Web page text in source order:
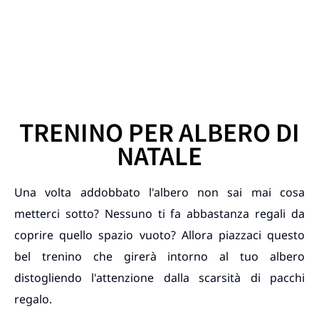
TRENINO PER ALBERO DI
NATALE
Una volta addobbato l'albero non sai mai cosa
metterci sotto? Nessuno ti fa abbastanza regali da
coprire quello spazio vuoto? Allora piazzaci questo
bel trenino che girerà intorno al tuo albero
distogliendo l'attenzione dalla scarsità di pacchi
regalo.